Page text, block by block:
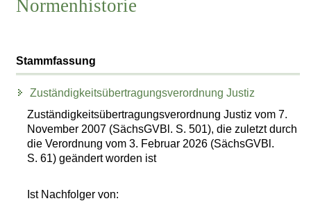
Normenhistorie
Stammfassung
Zuständigkeitsübertragungsverordnung Justiz
Zuständigkeitsübertragungsverordnung Justiz vom 7.
November 2007 (SächsGVBl. S. 501), die zuletzt durch
die Verordnung vom 3. Februar 2026 (SächsGVBl.
S. 61) geändert worden ist
Ist Nachfolger von: